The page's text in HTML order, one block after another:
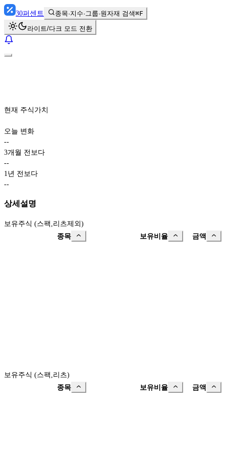
30퍼센트 종목·지수·그룹·원자재 검색⌘F
라이트/다크 모드 전환
현재 주식가치
오늘 변화
--
3개월 전보다
--
1년 전보다
--
상세설명
보유주식 (스팩,리츠제외)
종목
보유비율 금액
보유주식 (스팩,리츠)
종목
보유비율 금액